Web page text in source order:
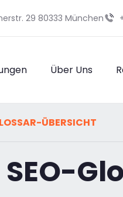
29 80333 München
Über Uns
ÜBERSICHT
SEO-